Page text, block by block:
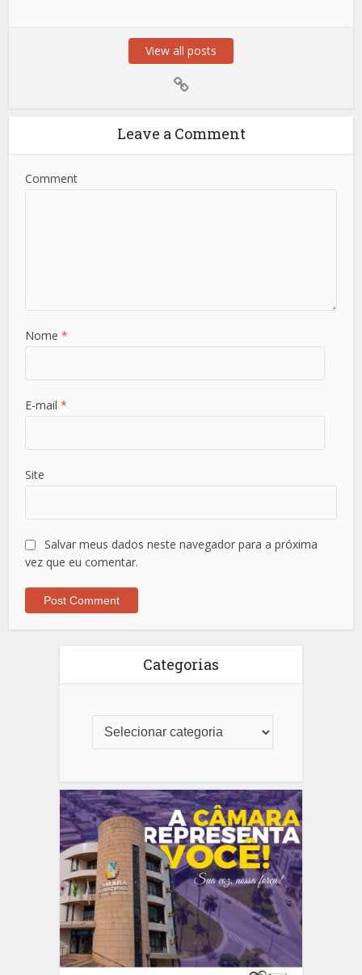
View all posts
Leave a Comment
Comment
Nome*
E-mail*
Site
Salvar meus dados neste navegador para a próxima
vez que eu comentar.
Categorias